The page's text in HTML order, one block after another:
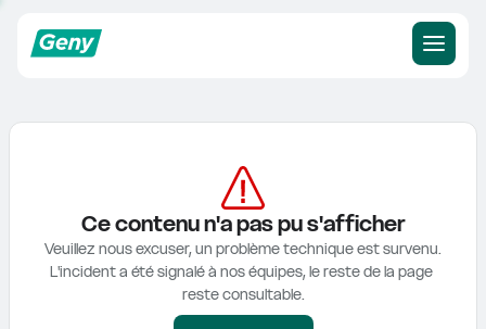
Ce contenu n'a pas pu s'afficher
Veuillez nous excuser, un problème technique est survenu.
L'incident a été signalé à nos équipes, le reste de la page
reste consultable.